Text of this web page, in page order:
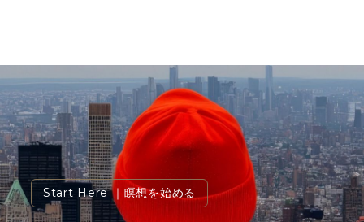
Start Here ｜瞑想を始める